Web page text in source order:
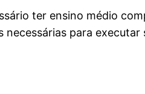
ter ensino médio
para